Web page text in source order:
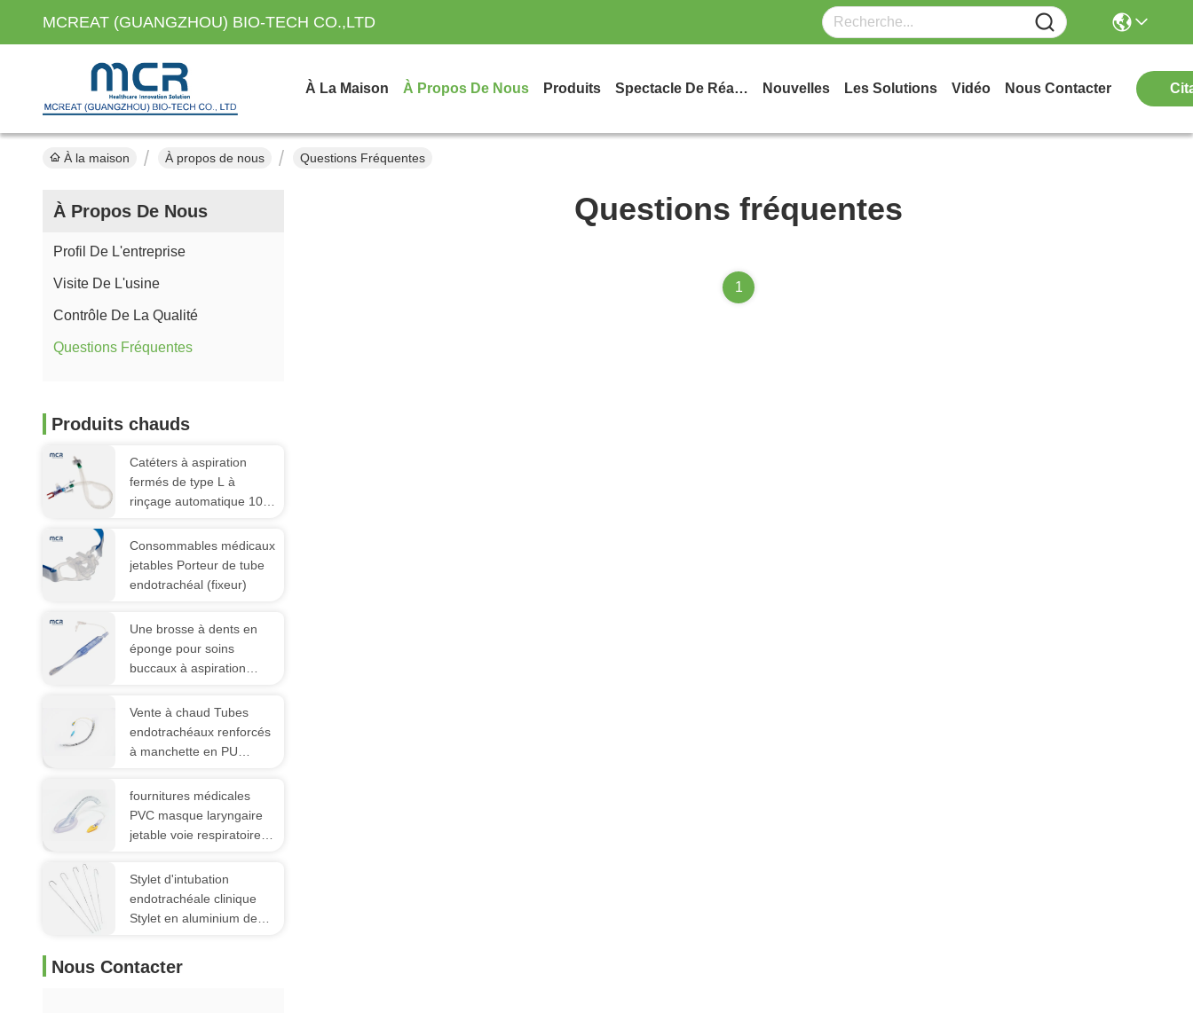
MCREAT (GUANGZHOU) BIO-TECH CO.,LTD
À La Maison À Propos De Nous Produits Spectacle De Réalité Virtuelle Nouvelles Les Solutions Vidéo Nous Contacter
À la maison À propos de nous Questions Fréquentes
À Propos De Nous
Profil De L'entreprise
Visite De L'usine
Contrôle De La Qualité
Questions Fréquentes
Produits chauds
Catéters à aspiration
fermés de type L à
rinçage automatique 10 à
double pour l'hôpital
Consommables médicaux
jetables Porteur de tube
endotrachéal (fixeur)
Une brosse à dents en
éponge pour soins
buccaux à aspiration
soins intensifs
Vente à chaud Tubes
endotrachéaux renforcés
à manchette en PU
fournitures médicales
PVC masque laryngaire
jetable voie respiratoire
Stylet d'intubation
endotrachéale clinique
Stylet en aluminium de
Nous Contacter
Questions fréquentes
1